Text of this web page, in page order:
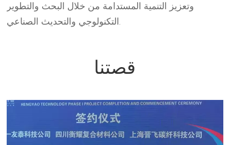
وتعزيز التنمية المستدامة من خلال البحث والتطوير
التكنولوجي والتحديث الصناعي.
قصتنا